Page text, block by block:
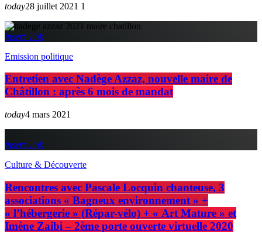
today28 juillet 2021 1
insert_link
Emission politique
Entretien avec Nadège Azzaz, nouvelle maire de
Châtillon : après 6 mois de mandat
today4 mars 2021
insert_link
Culture & Découverte
Rencontres avec Pascale Locquin chanteuse, 3
associations « Bagneux environnement » +
« l’hébergerie » (Répar-vélo) + « Art Mature » et
Imène Zaibi – 2ème porte ouverte virtuelle 2020